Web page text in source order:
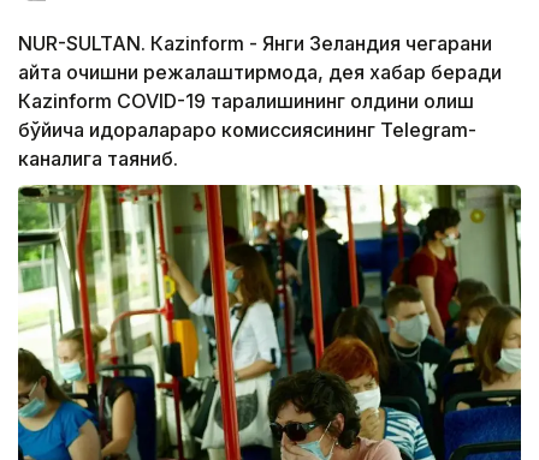
NUR-SULTAN. Кazinform - Янги Зеландия чегарани
қайта очишни режалаштирмоқда, дея хабар беради
Кazinform COVID-19 тарқалишининг олдини олиш
бўйича идоралараро комиссиясининг Telegram-
каналига таяниб.